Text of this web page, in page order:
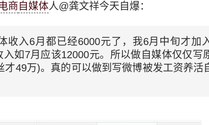
商 自媒体人@龚文祥今天自爆：
收入6月都已经6000元了，我6月中旬才加
如7月应该12000元。所以做自媒体仅仅写
才49万)。真的可以做到写微博被发工资养活